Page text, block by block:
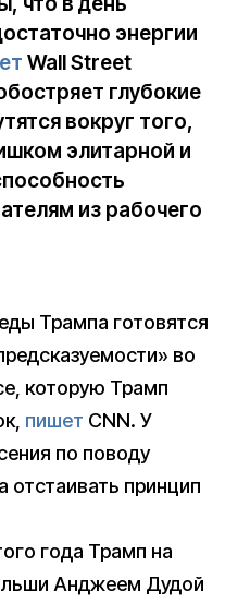
энергии
Wall Street
глубокие
вокруг того,
элитарной и
из рабочего
Трампа готовятся
во
которую Трамп
пишет CNN. У
по поводу
отстаивать принцип
года Трамп на
Анджеем Дудой